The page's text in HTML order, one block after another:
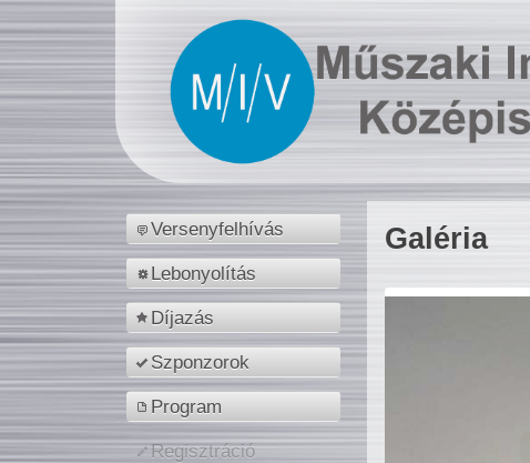
Versenyfelhívás
Lebonyolítás
Díjazás
Szponzorok
Program
Regisztráció
Galéria